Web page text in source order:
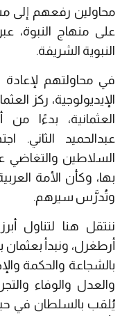
محاولين رفعهم إلى
على منهاج النبوة،
النبوية الشريفة.
في محاولتهم لإعادة
الإيديولوجية، ركز
العثمانية، بدءًا
عبدالحميد
السلاطين والتغاضي
بها، وكأن الأمة
وتُدرَّس سيرهم.
ننتقل هنا لتناول
أرطغرل، ونبدأ
بالشجاعة والحكمة
والعدل والوفاء
يُلقب بالسلطان في